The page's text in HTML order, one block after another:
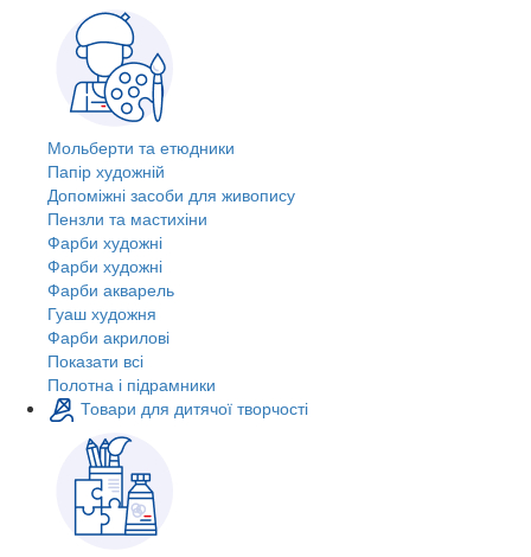
Мольберти та етюдники
Папір художній
Допоміжні засоби для живопису
Пензли та мастихіни
Фарби художні
Фарби художні
Фарби акварель
Гуаш художня
Фарби акрилові
Показати всі
Полотна і підрамники
Товари для дитячої творчості